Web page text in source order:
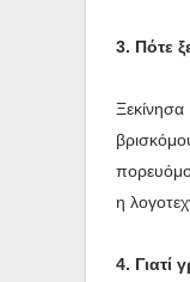
3. Πότε
η
4. Γιατί